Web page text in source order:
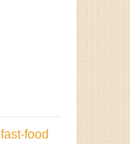
fast-food